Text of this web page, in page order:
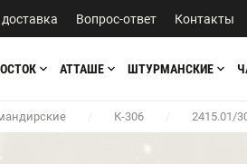
Вопрос-ответ Контакты
АТТАШЕ ШТУРМАНСКИЕ
/ К-306 / 2415.01/